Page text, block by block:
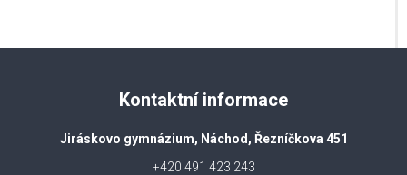
Kontaktní informace
Jiráskovo gymnázium, Náchod, Řezníčkova 451
+420 491 423 243